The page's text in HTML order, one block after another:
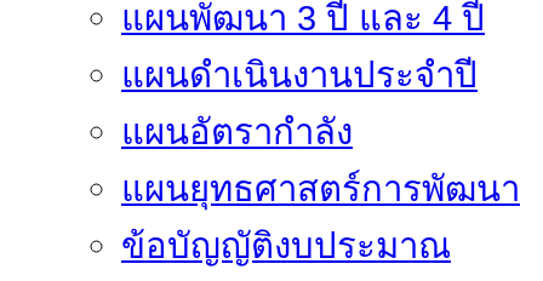
แผนพัฒนา 3 ปี และ 4 ปี
แผนดำเนินงานประจำปี
แผนอัตรากำลัง
แผนยุทธศาสตร์การพัฒนา
ข้อบัญญัติงบประมาณ